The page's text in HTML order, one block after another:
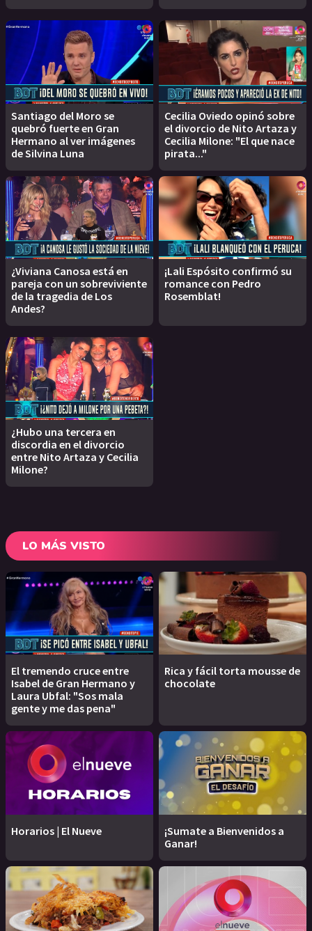
Santiago del Moro se
quebró fuerte en Gran
Hermano al ver imágenes
de Silvina Luna
Cecilia Oviedo opinó sobre
el divorcio de Nito Artaza y
Cecilia Milone: "El que nace
pirata..."
¿Viviana Canosa está en
pareja con un sobreviviente
de la tragedia de Los
Andes?
¡Lali Espósito confirmó su
romance con Pedro
Rosemblat!
¿Hubo una tercera en
discordia en el divorcio
entre Nito Artaza y Cecilia
Milone?
LO MÁS VISTO
El tremendo cruce entre
Isabel de Gran Hermano y
Laura Ubfal: "Sos mala
gente y me das pena"
Rica y fácil torta mousse de
chocolate
Horarios | El Nueve
¡Sumate a Bienvenidos a
Ganar!